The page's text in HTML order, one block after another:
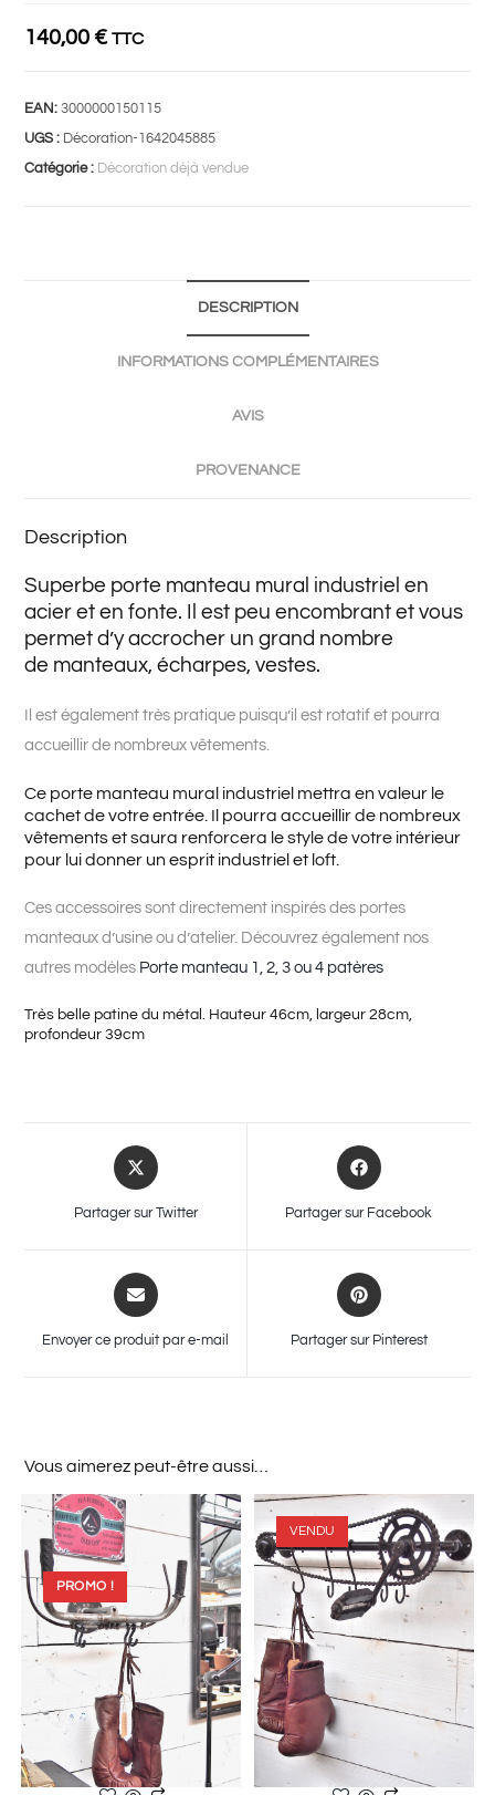
140,00 € TTC
EAN:3000000150115
UGS : Décoration-1642045885
Catégorie : Décoration déjà vendue
DESCRIPTION
INFORMATIONS COMPLÉMENTAIRES
AVIS
PROVENANCE
Description
Superbe porte manteau mural industriel en
acier et en fonte. Il est peu encombrant et vous
permet d’y accrocher un grand nombre
de manteaux, écharpes, vestes.
Il est également très pratique puisqu’il est rotatif et pourra
accueillir de nombreux vêtements.
Ce porte manteau mural industriel mettra en valeur le
cachet de votre entrée. Il pourra accueillir de nombreux
vêtements et saura renforcera le style de votre intérieur
pour lui donner un esprit industriel et loft.
Ces accessoires sont directement inspirés des portes
manteaux d’usine ou d’atelier. Découvrez également nos
autres modèles Porte manteau 1, 2, 3 ou 4 patères
Très belle patine du métal. Hauteur 46cm, largeur 28cm,
profondeur 39cm
Partager sur Twitter Partager sur Facebook
Envoyer ce produit par e-mail Partager sur Pinterest
Vous aimerez peut-être aussi…
PROMO !
VENDU